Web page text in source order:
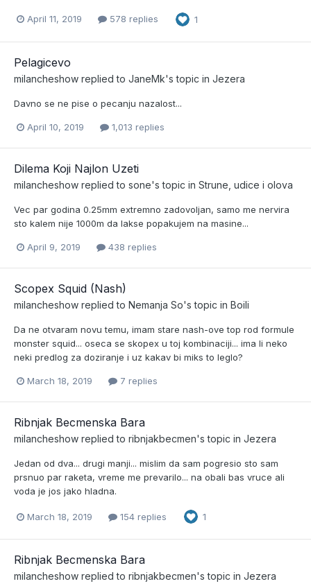
April 11, 2019 578 replies 1
Pelagicevo
milancheshow replied to JaneMk's topic in Jezera
Davno se ne pise o pecanju nazalost...
April 10, 2019 1,013 replies
Dilema Koji Najlon Uzeti
milancheshow replied to sone's topic in Strune, udice i olova
Vec par godina 0.25mm extremno zadovoljan, samo me nervira
sto kalem nije 1000m da lakse popakujem na masine...
April 9, 2019 438 replies
Scopex Squid (Nash)
milancheshow replied to Nemanja So's topic in Boili
Da ne otvaram novu temu, imam stare nash-ove top rod formule
monster squid... oseca se skopex u toj kombinaciji... ima li neko
neki predlog za doziranje i uz kakav bi miks to leglo?
March 18, 2019 7 replies
Ribnjak Becmenska Bara
milancheshow replied to ribnjakbecmen's topic in Jezera
Jedan od dva... drugi manji... mislim da sam pogresio sto sam
prsnuo par raketa, vreme me prevarilo... na obali bas vruce ali
voda je jos jako hladna.
March 18, 2019 154 replies 1
Ribnjak Becmenska Bara
milancheshow replied to ribnjakbecmen's topic in Jezera